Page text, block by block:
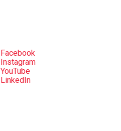
Facebook
Instagram
YouTube
LinkedIn